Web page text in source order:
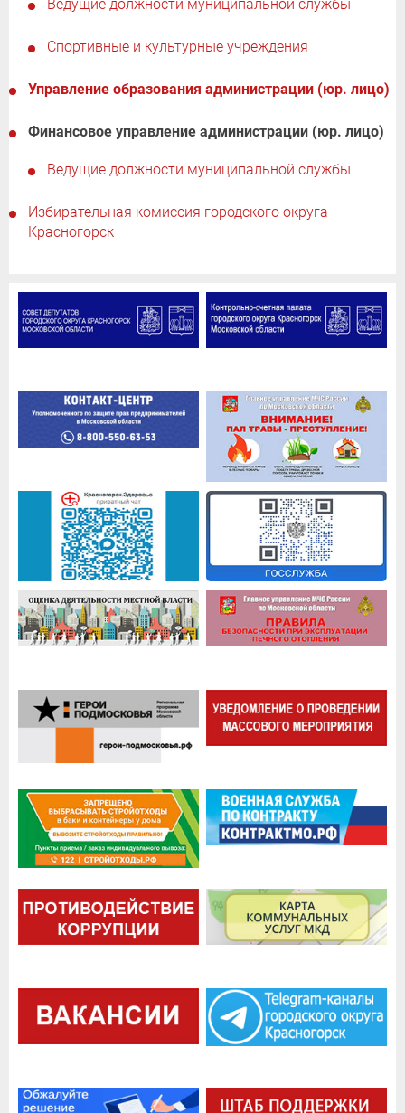
Ведущие должности муниципальной службы
Спортивные и культурные учреждения
Управление образования администрации (юр. лицо)
Финансовое управление администрации (юр. лицо)
Ведущие должности муниципальной службы
Избирательная комиссия городского округа
Красногорск